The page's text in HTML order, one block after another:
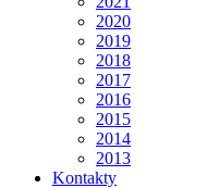
2020
2019
2018
2017
2016
2015
2014
2013
Kontakty